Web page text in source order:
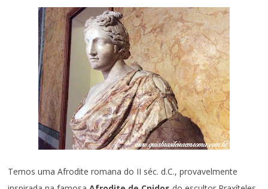
Temos uma Afrodite romana do II séc. d.C., provavelmente